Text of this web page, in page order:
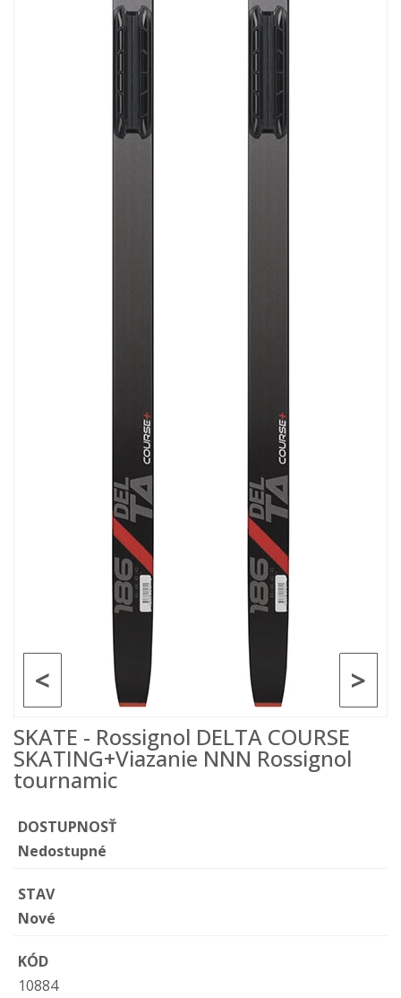
>
<
SKATE - Rossignol DELTA COURSE
SKATING+Viazanie NNN Rossignol
tournamic
DOSTUPNOSŤ
Nedostupné
STAV
Nové
KÓD
10884